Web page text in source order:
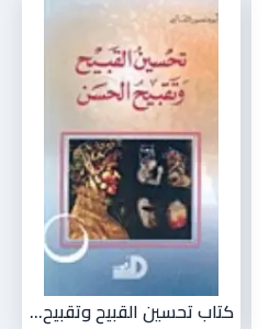
كتاب تحسين القبيح وتقبيح...